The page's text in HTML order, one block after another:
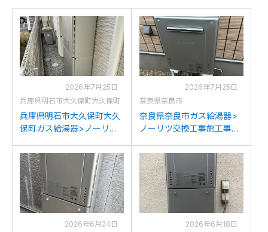
2026年7月25日
兵庫県明石市大久保町大久保町
兵庫県明石市大久保町大久
保町ガス給湯器>ノーリツ
ツGT-C2452SAWXからノ
ーリツGT-C2472SAW BL
への交換
2026年7月25日
奈良県奈良市
奈良県奈良市ガス給湯器>
ノーリツ交換工事施工事
C2472(S)AWからノーリツ
GT-C2472SAW BLへの交
換
2026年6月24日
2026年6月18日